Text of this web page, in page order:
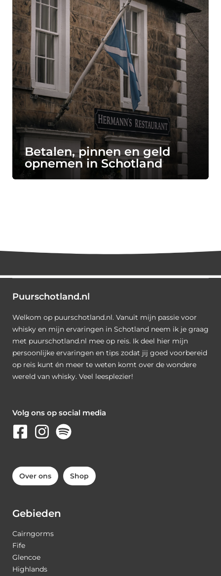
Betalen, pinnen en geld
opnemen in Schotland
Puurschotland.nl
Welkom op puurschotland.nl. Vanuit mijn passie voor
whisky en mijn ervaringen in Schotland neem ik je graag
met puurschotland.nl mee op reis. Ik deel hier mijn
persoonlijke ervaringen en tips zodat jij goed voorbereid
op reis kunt én meer te weten komt over de wondere
wereld van whisky. Veel leesplezier!
Volg ons op social media
Over ons Shop
Gebieden
Cairngorms
Fife
Glencoe
Highlands